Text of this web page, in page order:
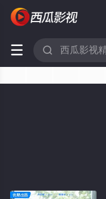
 